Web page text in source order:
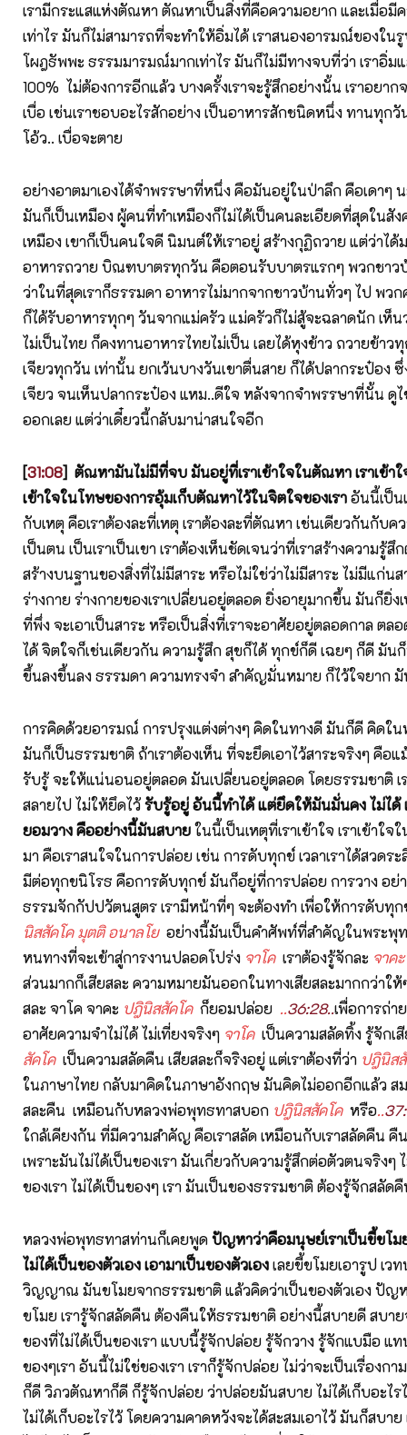
เรามีกระแสแห่งตัณหา ตัณหาเป็นสิ่งที่คือความอยาก และเมื่อมี
เท่าไร มันก็ไม่สามารถที่จะทำให้อิ่มได้ เราสนองอารมณ์ของใน
โผฎธัพพะ ธรรมมารมณ์มากเท่าไร มันก็ไม่มีทางจบที่ว่า เราอิ่ม
100% ไม่ต้องการอีกแล้ว บางครั้งเราจะรู้สึกอย่างนั้น เราอยา
เบื่อ เช่นเราชอบอะไรสักอย่าง เป็นอาหารสักชนิดหนึ่ง ทานทุก
โอ้ว.. เบื่อจะตาย
อย่างอาตมาเองได้จำพรรษาที่หนึ่ง คือมันอยู่ในป่าลึก คือเดาๆ
มันก็เป็นเหมือง ผู้คนที่ทำเหมืองก็ไม่ได้เป็นคนละเอียดที่สุดในสัง
เหมือง เขาก็เป็นคนใจดี นิมนต์ให้เราอยู่ สร้างกุฏิถวาย แต่ว่าไ
อาหารถวาย บิณฑบาตรทุกวัน คือตอนรับบาตรแรกๆ พวกชาว
ว่าในที่สุดเราก็ธรรมดา อาหารไม่มากจากชาวบ้านทั่วๆ ไป พว
ก็ได้รับอาหารทุกๆ วันจากแม่ครัว แม่ครัวก็ไม่สู้จะฉลาดนัก เห็นว่
ไม่เป็นไทย ก็คงทานอาหารไทยไม่เป็น เลยได้หุงข้าว ถวายข้าว
เจียวทุกวัน เท่านั้น ยกเว้นบางวันเขาตื่นสาย ก็ได้ปลากระป๋อง ซึ่
เจียว จนเห็นปลากระป๋อง แหม..ดีใจ หลังจากจำพรรษาที่นั้น ดู
ออกเลย แต่ว่าเดี๋ยวนี้กลับมาน่าสนใจอีก
[31:08] ตัณหามันไม่มีที่จบ มันอยู่ที่เราเข้าใจในตัณหา เราเข้าใ
เข้าใจในโทษของการอุ้มเก็บตัณหาไว้ในจิตใจของเราอันนี้เป็น
กับเหตุ คือเราต้องละที่เหตุ เราต้องละที่ตัณหา เช่นเดียวกันกับค
เป็นตน เป็นเราเป็นเขา เราต้องเห็นชัดเจนว่าที่เราสร้างความรู้
สร้างบนฐานของสิ่งที่ไม่มีสาระ หรือไม่ใช่ว่าไม่มีสาระ ไม่มีแก่น
ร่างกาย ร่างกายของเราเปลี่ยนอยู่ตลอด ยิ่งอายุมากขึ้น มันก็ยิ่ง
ที่พึ่ง จะเอาเป็นสาระ หรือเป็นสิ่งที่เราจะอาศัยอยู่ตลอดกาล ตลอ
ได้ จิตใจก็เช่นเดียวกัน ความรู้สึก สุขก็ได้ ทุกข์ก็ดี เฉยๆ ก็ดี มัน
ขึ้นลงขึ้นลง ธรรมดา ความทรงจำ สำคัญมั่นหมาย ก็ไว้ใจยาก
การคิดด้วยอารมณ์ การปรุงแต่งต่างๆ คิดในทางดี มันก็ดี คิดใน
มันก็เป็นธรรมชาติ ถ้าเราต้องเห็น ที่จะยึดเอาไว้สาระจริงๆ คื
รับรู้ จะให้แน่นอนอยู่ตลอด มันเปลี่ยนอยู่ตลอด โดยธรรมชาติ
สลายไป ไม่ให้ยึดไว้รับรู้อยู่ อันนี้ทำได้ แต่ยึดให้มันมั่นคง ไม่ได้
ยอมวาง คืออย่างนี้มันสบายในนี้เป็นเหตุที่เราเข้าใจ เราเข้าใ
มา คือเราสนใจในการปล่อย เช่น การดับทุกข์ เวลาเราได้สวดร
มีต่อทุกขนิโรธ คือการดับทุกข์ มันก็อยู่ที่การปล่อย การวาง อย่า
ธรรมจักกัปปวัตนสูตร เรามีหน้าที่ๆ จะต้องทำ เพื่อให้การดับทุ
นิสสัคโค มุตติ อนาลโย อย่างนี้มันเป็นคำศัพท์ที่สำคัญในพระพุ
หนทางที่จะเข้าสู่การงานปลอดโปร่ง จาโคเราต้องรู้จักละ จาค
ส่วนมากก็เสียสละ ความหมายมันออกในทางเสียสละมากกว่าให้ๆ
สละ จาโค จาคะ ปฎินิสสัคโค ก็ยอมปล่อย ..36:28..เพื่อการถ่
อาศัยความจำไม่ได้ ไม่เที่ยงจริงๆ จาโค เป็นความสลัดทิ้ง รู้จักเ
สัคโค เป็นความสลัดคืน เสียสละก็จริงอยู่ แต่เราต้องที่ว่า ปฎินิส
ในภาษาไทย กลับมาคิดในภาษาอังกฤษ มันคิดไม่ออกอีกแล้ว ส
สละคืน เหมือนกับหลวงพ่อพุทธทาสบอก ปฎินิสสัคโค หรือ..
ใกล้เคียงกัน ที่มีความสำคัญ คือเราสลัด เหมือนกับเราสลัดคืน คื
เพราะมันไม่ได้เป็นของเรา มันเกี่ยวกับความรู้สึกต่อตัวตนจริงๆ ไ
ของเรา ไม่ได้เป็นของๆ เรา มันเป็นของธรรมชาติ ต้องรู้จักสลั
หลวงพ่อพุทธทาสท่านก็เคยพูดปัญหาว่าคือมนุษย์เราเป็นขี้ขโ
ไม่ได้เป็นของตัวเอง เอามาเป็นของตัวเองเลยขี้ขโมยเอารูป เ
วิญญาณ มันขโมยจากธรรมชาติ แล้วคิดว่าเป็นของตัวเอง ปัญห
ขโมย เรารู้จักสลัดคืน ต้องคืนให้ธรรมชาติ อย่างนี้สบายดี สบาย
ของที่ไม่ได้เป็นของเรา แบบนี้รู้จักปล่อย รู้จักวาง รู้จักแบมือ แ
ของๆเรา อันนี้ไม่ใช่ของเรา เราก็รู้จักปล่อย ไม่ว่าจะเป็นเรื่อง
ก็ดี วิภวตัณหาก็ดี ก็รู้จักปล่อย ว่าปล่อยมันสบาย ไม่ได้เก็บอะไร
ไม่ได้เก็บอะไรไว้ โดยความคาดหวังจะได้สะสมเอาไว้ มันก็สบา